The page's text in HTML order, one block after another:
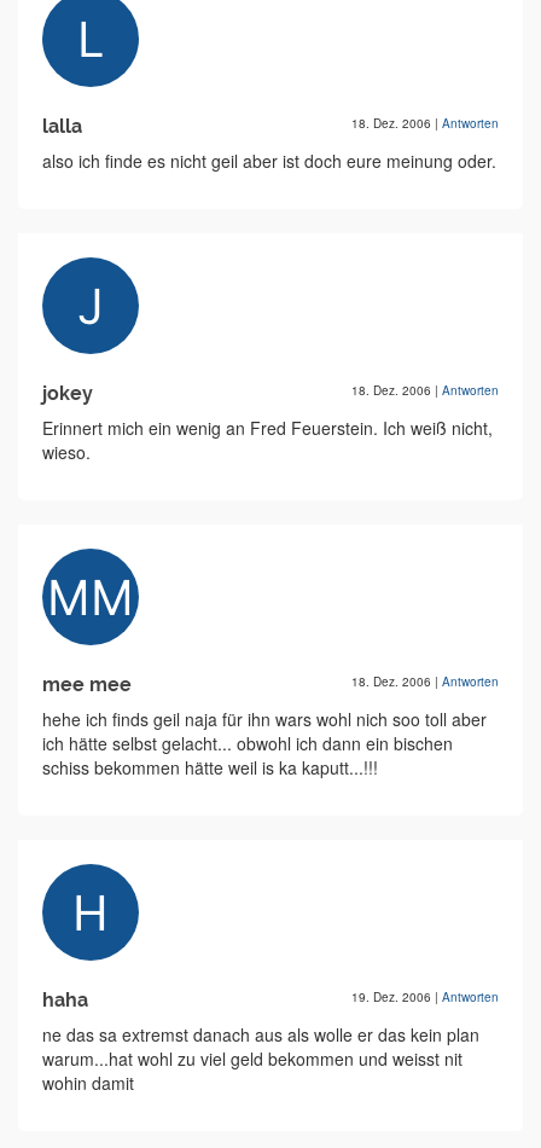
lalla 18. Dez. 2006 | Antworten
also ich finde es nicht geil aber ist doch eure meinung oder.
jokey 18. Dez. 2006 | Antworten
Erinnert mich ein wenig an Fred Feuerstein. Ich weiß nicht,
wieso.
mee mee 18. Dez. 2006 | Antworten
hehe ich finds geil naja für ihn wars wohl nich soo toll aber
ich hätte selbst gelacht... obwohl ich dann ein bischen
schiss bekommen hätte weil is ka kaputt...!!!
haha 19. Dez. 2006 | Antworten
ne das sa extremst danach aus als wolle er das kein plan
warum...hat wohl zu viel geld bekommen und weisst nit
wohin damit